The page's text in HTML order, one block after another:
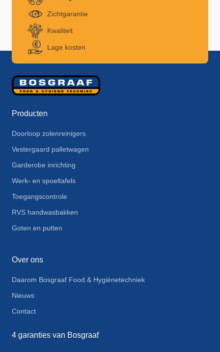
Zichtgarantie
Kwaliteit
Lage kosten
Producten
Doorloop zolenreinigers
Vestergaard palletwagen
Garderobe inrichting
Werk- en spoeltafels
Toegangscontrole
RVS handwasbakken
Goten en putten
Over ons
Daarom Bosgraaf Food & Hygiënetechniek
Nieuws
Contact
4 garanties van Bosgraaf